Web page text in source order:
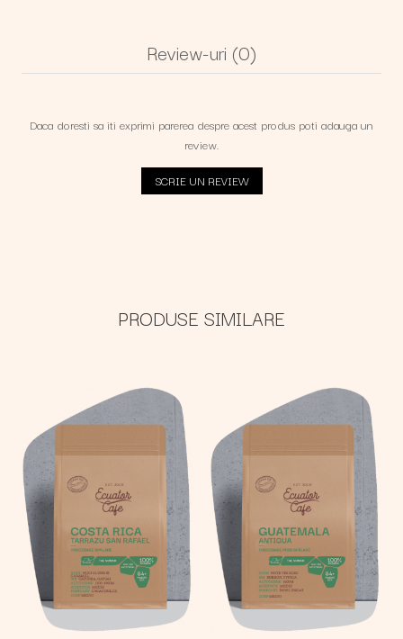
Review-uri (0)
Daca doresti sa iti exprimi parerea despre acest produs poti adauga un
review.
SCRIE UN REVIEW
PRODUSE SIMILARE